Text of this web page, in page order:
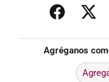
Agréganos